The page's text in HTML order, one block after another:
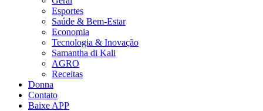
Esportes
Saúde & Bem-Estar
Economia
Tecnologia & Inovação
Samantha di Kali
AGRO
Receitas
Donna
Contato
Baixe APP